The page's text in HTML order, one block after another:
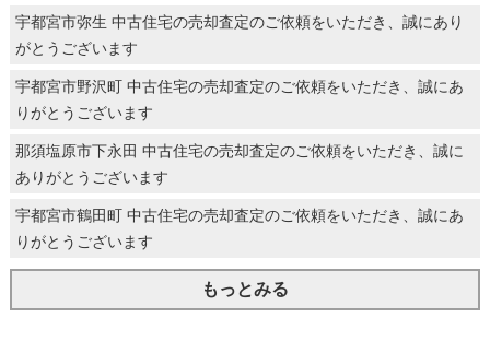
宇都宮市弥生 中古住宅の売却査定のご依頼をいただき、誠にあり
がとうございます
宇都宮市野沢町 中古住宅の売却査定のご依頼をいただき、誠にあ
りがとうございます
那須塩原市下永田 中古住宅の売却査定のご依頼をいただき、誠に
ありがとうございます
宇都宮市鶴田町 中古住宅の売却査定のご依頼をいただき、誠にあ
りがとうございます
もっとみる